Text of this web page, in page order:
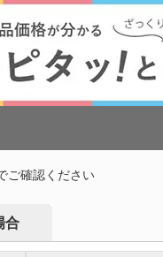
ご確認ください
合